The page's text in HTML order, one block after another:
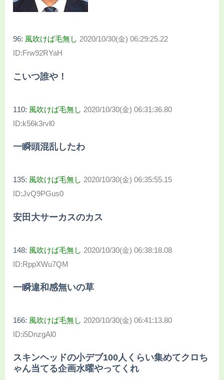
96: 風吹けば毛無し 2020/10/30(金) 06:29:25.22
ID:Frw92RYaH
こいつ誰や！
110: 風吹けば毛無し 2020/10/30(金) 06:31:36.80
ID:k56k3rvl0
一瞬頭混乱したわ
135: 風吹けば毛無し 2020/10/30(金) 06:35:55.15
ID:JvQ9PGus0
安田大サーカスのカス
148: 風吹けば毛無し 2020/10/30(金) 06:38:18.08
ID:RppXWu7QM
一瞬違和感無いの草
166: 風吹けば毛無し 2020/10/30(金) 06:41:13.80
ID:i5DnzgAl0
スキンヘッドの小デブ100人くらい集めてクロち
ゃん当てる企画水曜やってくれ